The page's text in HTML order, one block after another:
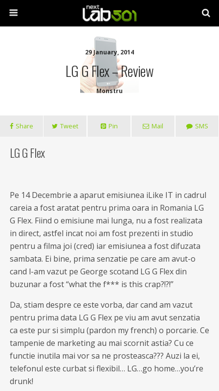
29 January, 2014
LG G Flex – Review
Monstru
Share Tweet Pin Mail SMS
LG G Flex
Pe 14 Decembrie a aparutemisiunea iLike IT in cadrul
careia a fost aratat pentru prima oara in Romania LG
G Flex. Fiind o emisiune mai lunga, nu a fost realizata
in direct, astfel incat noi am fost prezenti in studio
pentru a filma joi (cred) iar emisiunea a fost difuzata
sambata. Ei bine, prima senzatie pe care am avut-o
cand l-am vazut pe George scotand LG G Flex din
buzunar a fost “what the f*** is this crap?!?!”
Da, stiam despre ce este vorba, dar cand am vazut
pentru prima data LG G Flex pe viu am avut senzatia
ca este pur si simplu (pardon my french) o porcarie. Ce
tampenie de marketing au mai scornit astia? Cu ce
functie inutila mai vor sa ne prosteasca??? Auzi la ei,
telefonul este curbat si flexibil… LG…go home…you’re
drunk!